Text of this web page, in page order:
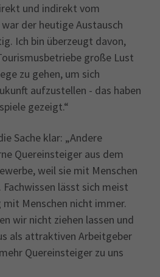
und indirekt vom
der heutige Austausch
Ich bin überzeugt davon,
große Lust
zu gehen, um sich
aufzustellen - das haben
gezeigt.“
Sache klar: „Andere
Quereinsteiger aus dem
weil sie mit Menschen
lässt sich meist
Menschen nicht immer.
wir nicht ziehen lassen und
als attraktiven Arbeitgeber
Quereinsteiger zu uns